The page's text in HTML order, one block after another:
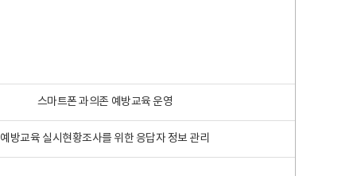
스마트폰 과의존 예방교육 운영
예방교육 실시현황조사를 위한 응답자 정보 관리